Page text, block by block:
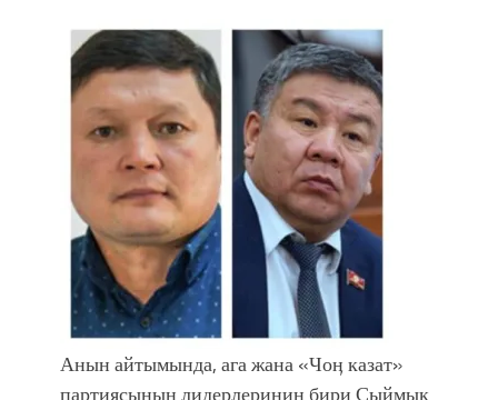
Анын айтымында, ага жана «Чоӊ казат»